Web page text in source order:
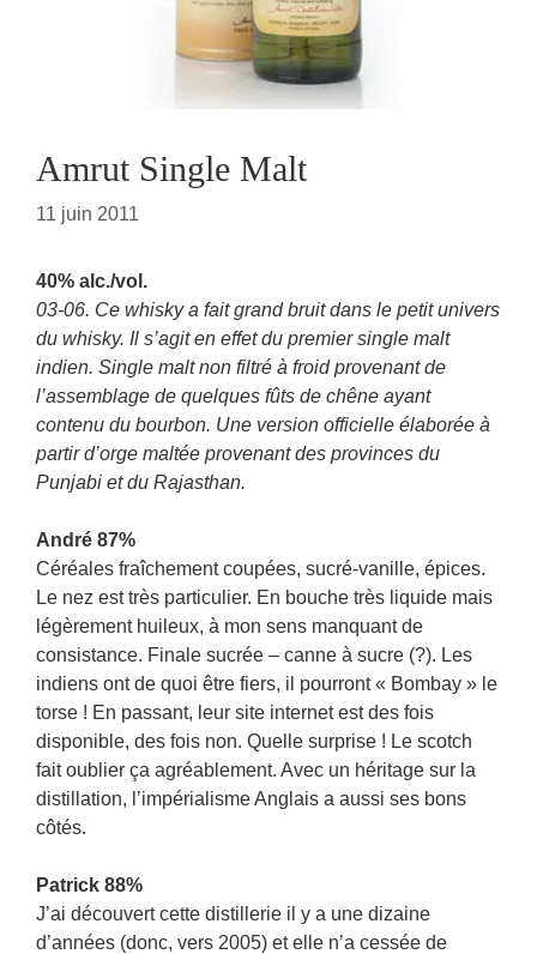
Amrut Single Malt
11 juin 2011
40% alc./vol.
03-06. Ce whisky a fait grand bruit dans le petit univers
du whisky. Il s’agit en effet du premier single malt
indien. Single malt non filtré à froid provenant de
l’assemblage de quelques fûts de chêne ayant
contenu du bourbon. Une version officielle élaborée à
partir d’orge maltée provenant des provinces du
Punjabi et du Rajasthan.
André 87%
Céréales fraîchement coupées, sucré-vanille, épices.
Le nez est très particulier. En bouche très liquide mais
légèrement huileux, à mon sens manquant de
consistance. Finale sucrée – canne à sucre (?). Les
indiens ont de quoi être fiers, il pourront « Bombay » le
torse ! En passant, leur site internet est des fois
disponible, des fois non. Quelle surprise ! Le scotch
fait oublier ça agréablement. Avec un héritage sur la
distillation, l’impérialisme Anglais a aussi ses bons
côtés.
Patrick 88%
J’ai découvert cette distillerie il y a une dizaine
d’années (donc, vers 2005) et elle n’a cessée de